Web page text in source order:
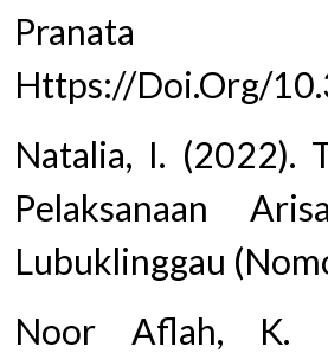
Https://Doi.Org/
Natalia, I. (2022).
Pelaksanaan
Lubuklinggau
Noor Aflah, K.